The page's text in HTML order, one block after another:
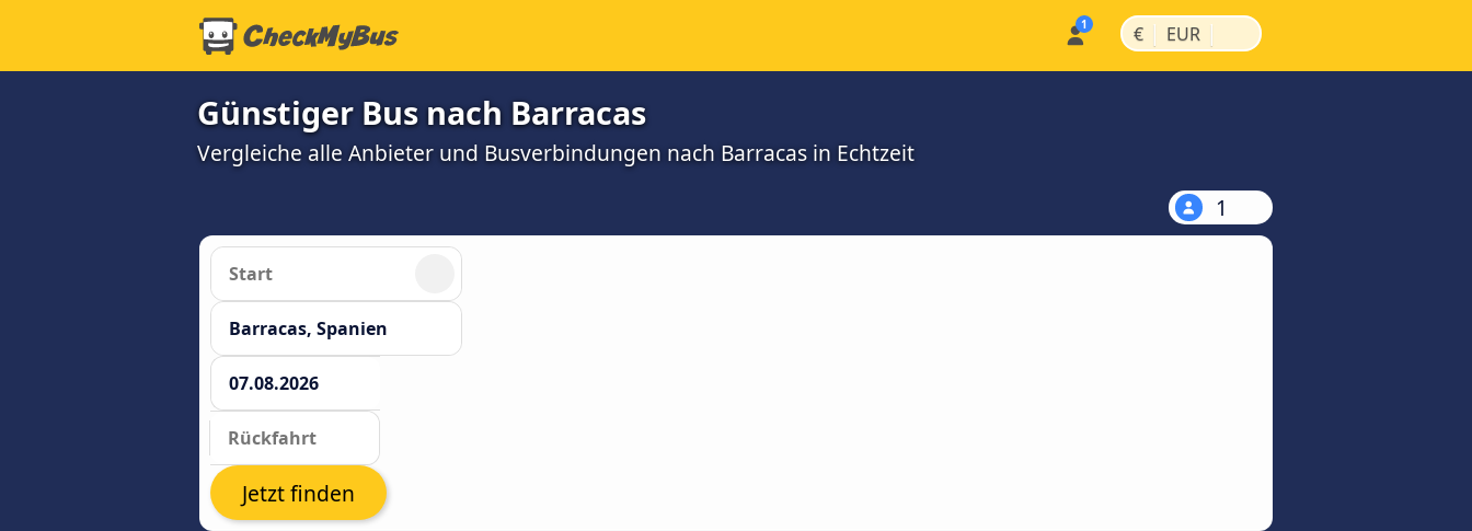
€ | EUR |
Günstiger Bus nach Barracas
Vergleiche alle Anbieter und Busverbindungen nach Barracas in Echtzeit
1
Jetzt finden